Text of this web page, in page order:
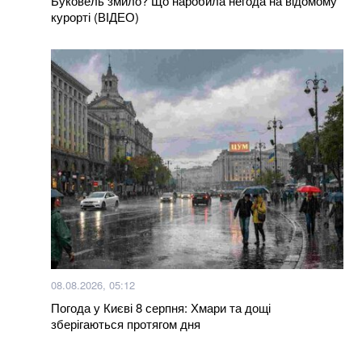
курорті (ВІДЕО)
08.08.2026, 05:12
Погода у Києві 8 серпня: Хмари та дощі
зберігаються протягом дня